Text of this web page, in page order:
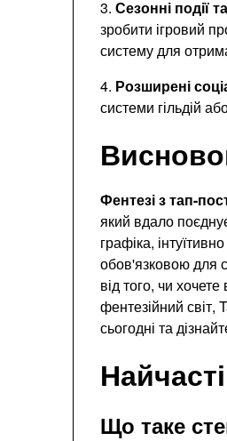
3. Сезонні події
зробити ігровий
систему для
4. Розширені
системи гільдій
Фентезі з тап-
який вдало
графіка,
обов'язковою для
від того, чи
фентезійний
сьогодні та
Що таке